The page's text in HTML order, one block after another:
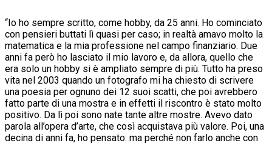
“Io ho sempre scritto, come hobby, da 25 anni. Ho cominciato
con pensieri buttati lì quasi per caso; in realtà amavo molto la
matematica e la mia professione nel campo finanziario. Due
anni fa però ho lasciato il mio lavoro e, da allora, quello che
era solo un hobby si è ampliato sempre di più. Tutto ha preso
vita nel 2003 quando un fotografo mi ha chiesto di scrivere
una poesia per ognuno dei 12 suoi scatti, che poi avrebbero
fatto parte di una mostra e in effetti il riscontro è stato molto
positivo. Da lì poi sono nate tante altre mostre. Avevo dato
parola all’opera d’arte, che così acquistava più valore. Poi, una
decina di anni fa, ho pensato: ma perché non farlo anche con